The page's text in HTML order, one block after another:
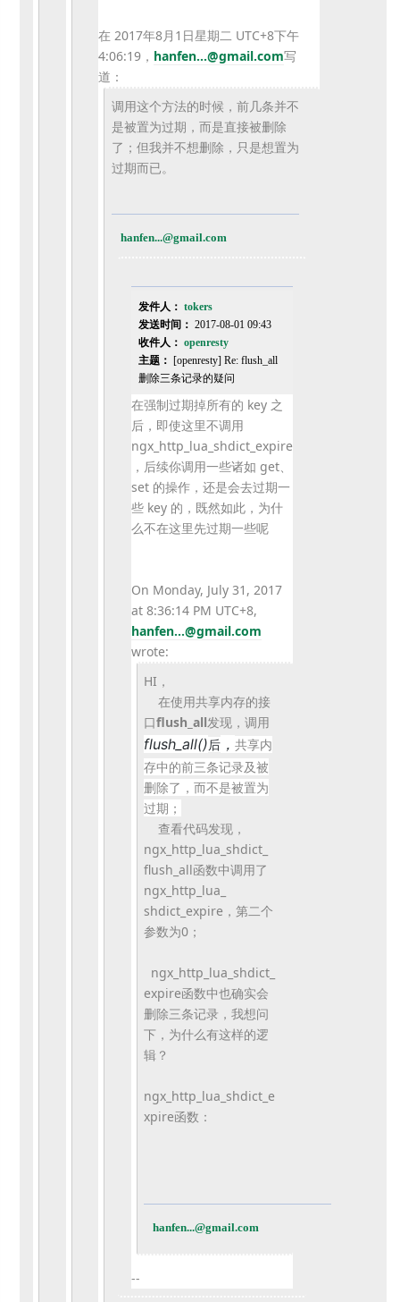
在 2017年8月1日星期二 UTC+8下午
4:06:19， hanfen...@gmail.com写
道：
调用这个方法的时候，前几条并不
是被置为过期， 而是直接被删除
了；但我并不想删除，只是想置为
过期而已。
hanfen...@gmail.com
发件人： tokers
发送时间： 2017-08-01 09:43
收件人： openresty
主题： [openresty] Re: flush_all
删除三条记录的疑问
在强制过期掉所有的 key 之
后，即使这里不调用
ngx_http_lua_shdict_expire
， 后续你调用一些诸如 get、
set 的操作，还是会去过期一
些 key 的，既然如此，为什
么不在这里先过期一些呢
On Monday, July 31, 2017
at 8:36:14 PM UTC+8,
hanfen...@gmail.com
wrote:
HI，
在使用共享内存的接
口flush_all发现，调用
flush_ all()后 ， 共享内
存中的前三条记录及被
删除了， 而不是被置为
过期；
查看代码发现，
ngx_http_lua_shdict_
flush_all函数中调用了
ngx_http_lua_
shdict_expire，第二个
参数为0；
ngx_http_lua_shdict_
expire函数中也确实会
删除三条记录，我想问
下， 为什么有这样的逻
辑？
ngx_http_lua_shdict_e
xpire函数：
hanfen...@gmail.com
--